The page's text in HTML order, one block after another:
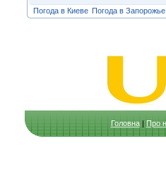
Погода в Киеве Погода в Запорожье
Головна|Про